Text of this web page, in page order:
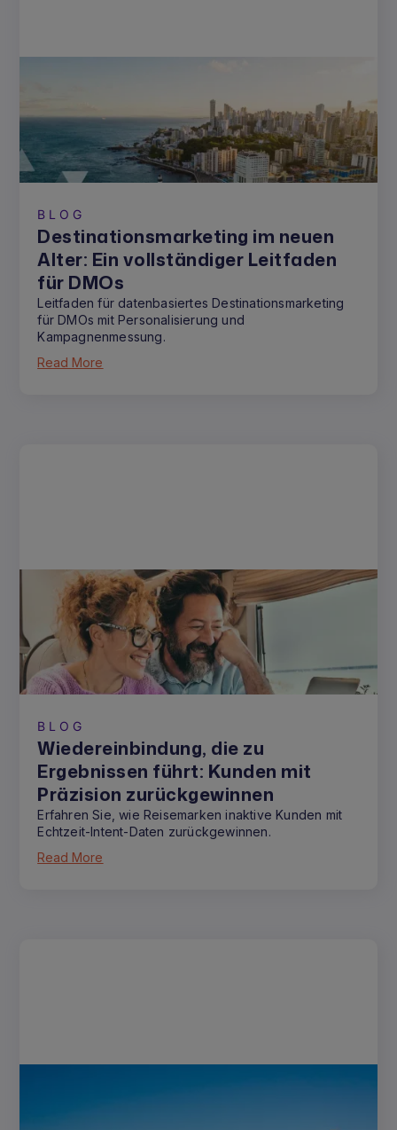
BLOG
Destinationsmarketing im neuen
Alter: Ein vollständiger Leitfaden
für DMOs
Leitfaden für datenbasiertes Destinationsmarketing
für DMOs mit Personalisierung und
Kampagnenmessung.
Read More
BLOG
Wiedereinbindung, die zu
Ergebnissen führt: Kunden mit
Präzision zurückgewinnen
Erfahren Sie, wie Reisemarken inaktive Kunden mit
Echtzeit-Intent-Daten zurückgewinnen.
Read More